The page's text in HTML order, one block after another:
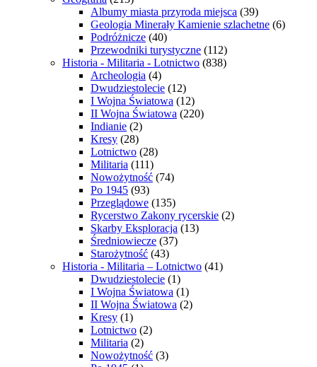
Albumy miasta przyroda miejsca (39)
Geologia Minerały Kamienie szlachetne (6)
Podróżnicze (40)
Przewodniki turystyczne (112)
Historia - Militaria - Lotnictwo (838)
Archeologia (4)
Dwudziestolecie (12)
I Wojna Światowa (12)
II Wojna Światowa (220)
Indianie (2)
Kresy (28)
Lotnictwo (28)
Militaria (111)
Nowożytność (74)
Po 1945 (93)
Przeglądowe (135)
Rycerstwo Zakony rycerskie (2)
Skarby Eksploracja (13)
Średniowiecze (37)
Starożytność (43)
Historia - Militaria – Lotnictwo (41)
Dwudziestolecie (1)
I Wojna Światowa (1)
II Wojna Światowa (2)
Kresy (1)
Lotnictwo (2)
Militaria (2)
Nowożytność (3)